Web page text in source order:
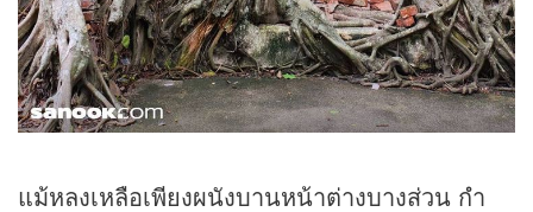
แม้หลงเหลือเพียงผนังบานหน้าต่างบางส่วน กำ